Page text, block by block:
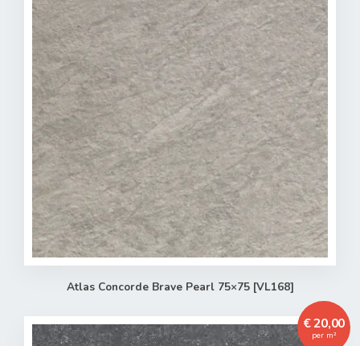
Atlas Concorde Brave Pearl 75×75 [VL168]
€ 20,00
per m²
Toegevoegd aan winkelwagen
Het product is toegevoegd aan uw winkelwagen.
Verder winkelen Naar winkelwagen